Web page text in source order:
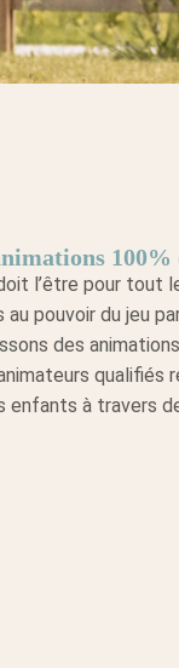
100%
l’être pour tout
au pouvoir du jeu
des animations
qualifiés
enfants à travers